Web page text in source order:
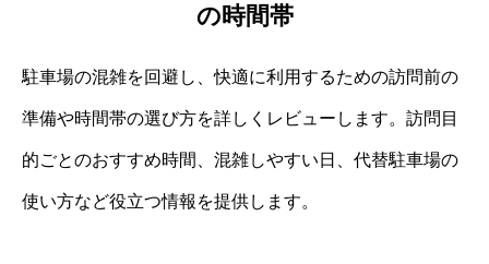
の時間帯
駐車場の混雑を回避し、快適に利用するための訪問前の
準備や時間帯の選び方を詳しくレビューします。訪問目
的ごとのおすすめ時間、混雑しやすい日、代替駐車場の
使い方など役立つ情報を提供します。